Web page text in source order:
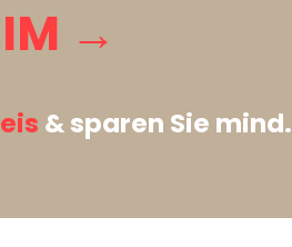
→
& sparen Sie mind.